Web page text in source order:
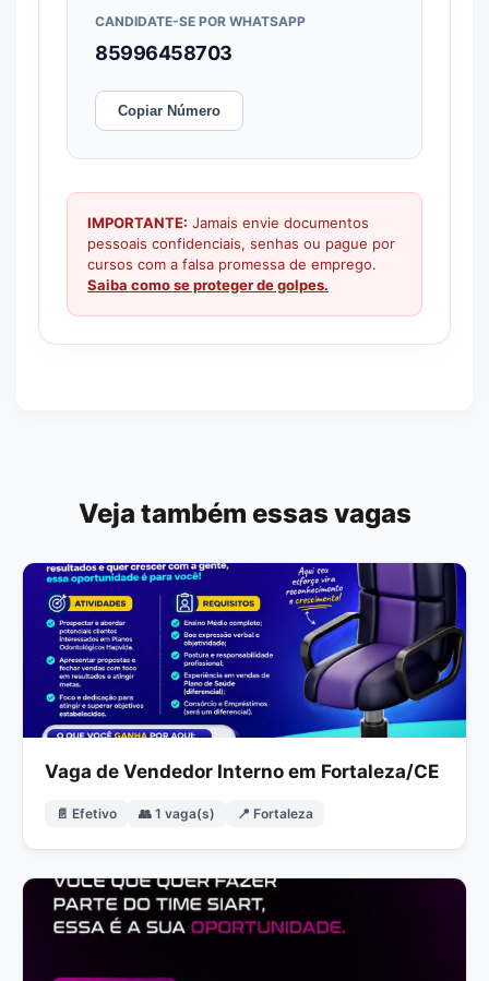
CANDIDATE-SE POR WHATSAPP
85996458703
Copiar Número
IMPORTANTE: Jamais envie documentos
pessoais confidenciais, senhas ou pague por
cursos com a falsa promessa de emprego.
Saiba como se proteger de golpes.
Veja também essas vagas
Vaga de Vendedor Interno em Fortaleza/CE
📄 Efetivo 👥 1 vaga(s) 📍 Fortaleza